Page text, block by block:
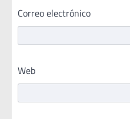
Correo electrónico
Web